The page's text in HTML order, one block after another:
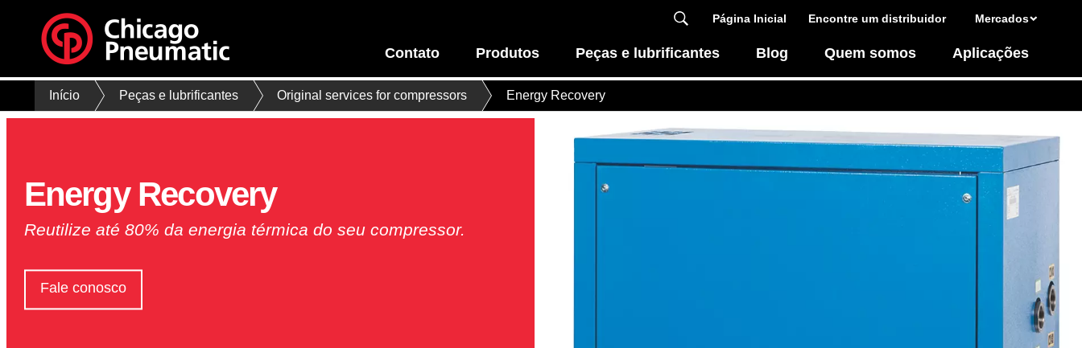
Mercados
Página Inicial Encontre um distribuidor
Contato Produtos Peças e lubrificantes Blog Quem somos Aplicações
Início Peças e lubrificantes Original services for compressors Energy Recovery
Energy Recovery
Reutilize até 80% da energia térmica do seu compressor.
Fale conosco